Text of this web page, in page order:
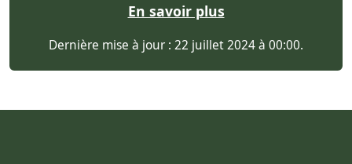
En savoir plus
Dernière mise à jour : 22 juillet 2024 à 00:00.